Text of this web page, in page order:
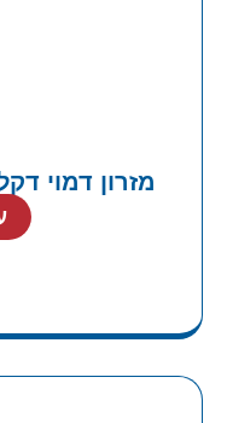
מזרון דמוי